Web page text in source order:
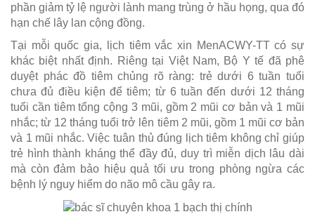
phần giảm tỷ lệ người lành mang trùng ở hầu họng, qua đó
hạn chế lây lan cộng đồng.
Tại mỗi quốc gia, lịch tiêm vắc xin MenACWY-TT có sự
khác biệt nhất định. Riêng tại Việt Nam, Bộ Y tế đã phê
duyệt phác đồ tiêm chủng rõ ràng: trẻ dưới 6 tuần tuổi
chưa đủ điều kiện để tiêm; từ 6 tuần đến dưới 12 tháng
tuổi cần tiêm tổng cộng 3 mũi, gồm 2 mũi cơ bản và 1 mũi
nhắc; từ 12 tháng tuổi trở lên tiêm 2 mũi, gồm 1 mũi cơ bản
và 1 mũi nhắc. Việc tuân thủ đúng lịch tiêm không chỉ giúp
trẻ hình thành kháng thể đầy đủ, duy trì miễn dịch lâu dài
mà còn đảm bảo hiệu quả tối ưu trong phòng ngừa các
bệnh lý nguy hiểm do não mô cầu gây ra.